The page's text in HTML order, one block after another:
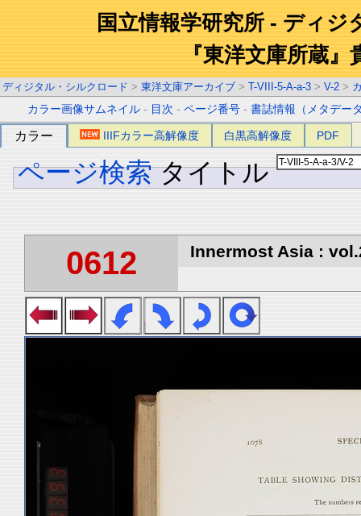
国立情報学研究所 - ディジ
『東洋文庫所蔵』
ディジタル・シルクロード > 東洋文庫アーカイブ > T-VIII-5-A-a-3 > V-2 >
カラー画像サムネイル - 目次 -ページ番号 -書誌情報（メタデー
カラー IIIFカラー高解像度 白黒高解像度 PDF
ページ検索 タイトル
0612 Innermost Asia :